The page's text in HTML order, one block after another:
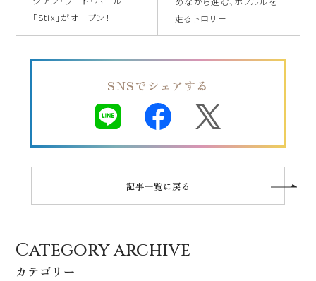
「Stix」がオープン！
走るトロリー
SNSでシェアする
記事一覧に戻る
Category archive
カテゴリー